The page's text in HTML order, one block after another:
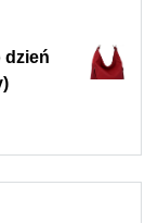
dzień